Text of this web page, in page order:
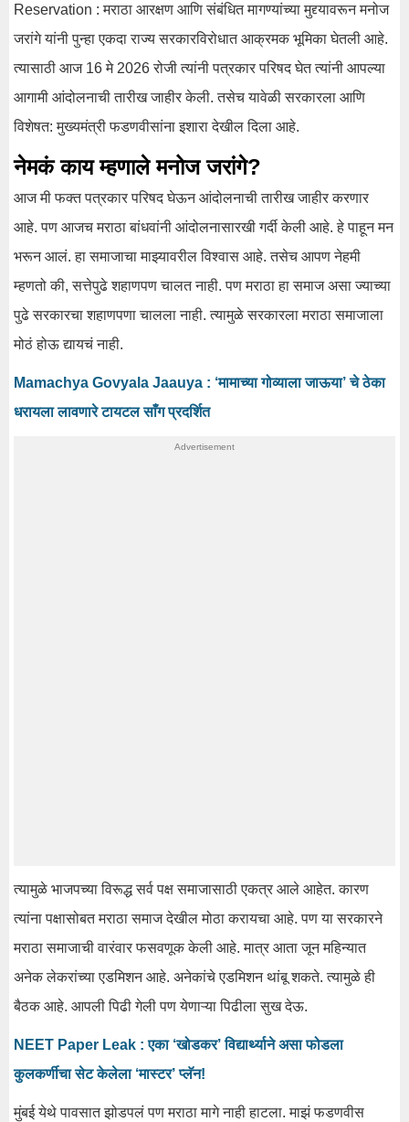
Reservation : मराठा आरक्षण आणि संबंधित मागण्यांच्या मुद्द्यावरून मनोज
जरांगे यांनी पुन्हा एकदा राज्य सरकारविरोधात आक्रमक भूमिका घेतली आहे.
त्यासाठी आज 16 मे 2026 रोजी त्यांनी पत्रकार परिषद घेत त्यांनी आपल्या
आगामी आंदोलनाची तारीख जाहीर केली. तसेच यावेळी सरकारला आणि
विशेषत: मुख्यमंत्री फडणवीसांना इशारा देखील दिला आहे.
नेमकं काय म्हणाले मनोज जरांगे?
आज मी फक्त पत्रकार परिषद घेऊन आंदोलनाची तारीख जाहीर करणार
आहे. पण आजच मराठा बांधवांनी आंदोलनासारखी गर्दी केली आहे. हे पाहून मन
भरून आलं. हा समाजाचा माझ्यावरील विश्वास आहे. तसेच आपण नेहमी
म्हणतो की, सत्तेपुढे शहाणपण चालत नाही. पण मराठा हा समाज असा ज्याच्या
पुढे सरकारचा शहाणपणा चालला नाही. त्यामुळे सरकारला मराठा समाजाला
मोठं होऊ द्यायचं नाही.
Mamachya Govyala Jaauya : ‘मामाच्या गोव्याला जाऊया’ चे ठेका
धरायला लावणारे टायटल साँग प्रदर्शित
त्यामुळे भाजपच्या विरूद्ध सर्व पक्ष समाजासाठी एकत्र आले आहेत. कारण
त्यांना पक्षासोबत मराठा समाज देखील मोठा करायचा आहे. पण या सरकारने
मराठा समाजाची वारंवार फसवणूक केली आहे. मात्र आता जून महिन्यात
अनेक लेकरांच्या एडमिशन आहे. अनेकांचे एडमिशन थांबू शकते. त्यामुळे ही
बैठक आहे. आपली पिढी गेली पण येणाऱ्या पिढीला सुख देऊ.
NEET Paper Leak : एका ‘खोडकर’ विद्यार्थ्याने असा फोडला
कुलकर्णीचा सेट केलेला ‘मास्टर’ प्लॅन!
मुंबई येथे पावसात झोडपलं पण मराठा मागे नाही हाटला. माझं फडणवीस